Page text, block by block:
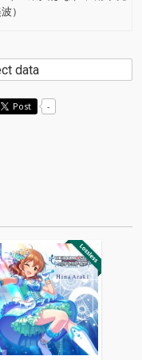
）
data
Post -